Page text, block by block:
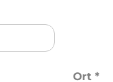
Ort *